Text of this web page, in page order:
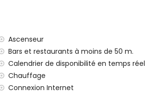
de 500 mètres de l'appartement)
3 kilomètres de l'appartement)
kilomètres de l'appartement)
kilomètres)
sont autorisés
ascenseur.
enfants
Ascenseur
Bars et restaurants à moins de 50 m.
Calendrier de disponibilité en temps réel
Chauffage
Connexion Internet